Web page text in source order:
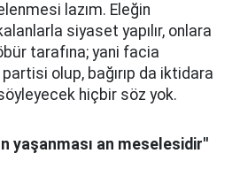
lazım. Eleğin
siyaset yapılır, onlara
tarafına; yani facia
olup, bağırıp da iktidara
hiçbir söz yok.
yaşanması an meselesidir''